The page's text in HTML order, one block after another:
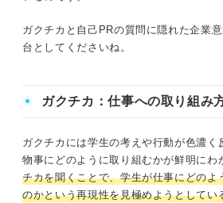
ガクチカと自己PRの質問に隠れた企業
台としてくださいね。
ガクチカ：仕事への取り組み
ガクチカには学生の考えや行動が色濃く
物事にどのように取り組むかが鮮明にわ
チカを聞くことで、学生が仕事にどのよ
のかという再現性を見極めようとしてい